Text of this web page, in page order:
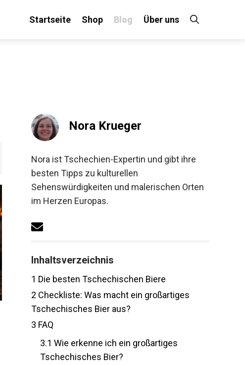
Startseite Shop Blog Über uns
Nora Krueger
Nora ist Tschechien-Expertin und gibt ihre
besten Tipps zu kulturellen
Sehenswürdigkeiten und malerischen Orten
im Herzen Europas.
Inhaltsverzeichnis
1 Die besten Tschechischen Biere
2 Checkliste: Was macht ein großartiges
Tschechisches Bier aus?
3 FAQ
3.1 Wie erkenne ich ein großartiges
Tschechisches Bier?